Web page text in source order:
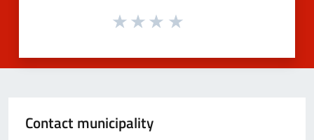
Contact municipality